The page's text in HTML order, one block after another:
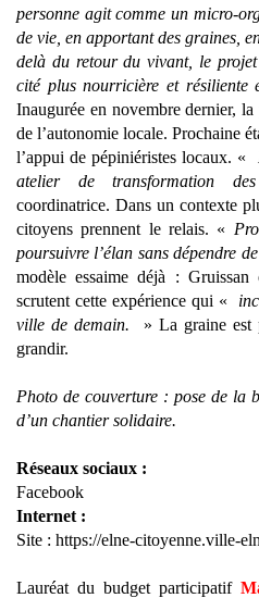
personne agit comme un micro-
de vie, en apportant des graines,
delà du retour du vivant, le
cité plus nourricière et résiliente
Inaugurée en novembre dernier,
de l’autonomie locale. Prochaine
l’appui de pépiniéristes locaux. «
atelier de transformation des
coordinatrice. Dans un contexte
citoyens prennent le relais. «
poursuivre l’élan sans dépendre
modèle essaime déjà : Gruissan
scrutent cette expérience qui «
ville de demain.
» La graine est
grandir.
Photo de couverture : pose de la
d’un chantier solidaire.
Réseaux sociaux :
Facebook
Internet :
Site : https://elne-citoyenne.ville-
Lauréat du budget participatif